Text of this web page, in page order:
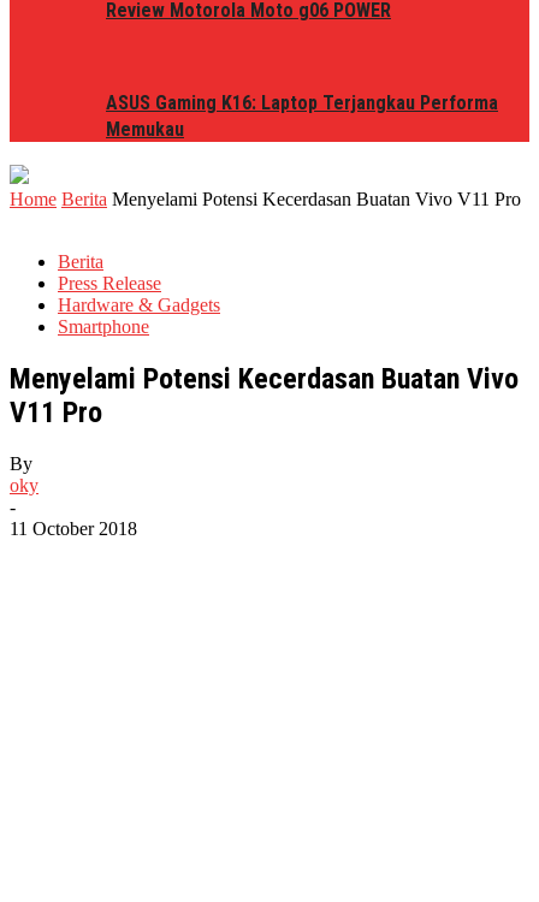
Review Motorola Moto g06 POWER
ASUS Gaming K16: Laptop Terjangkau Performa
Memukau
Home Berita Menyelami Potensi Kecerdasan Buatan Vivo V11 Pro
Berita
Press Release
Hardware & Gadgets
Smartphone
Menyelami Potensi Kecerdasan Buatan Vivo
V11 Pro
By
oky
-
11 October 2018